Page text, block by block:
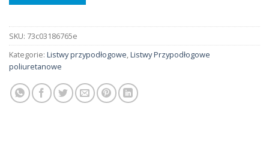
SKU: 73c03186765e
Kategorie: Listwy przypodłogowe,Listwy Przypodłogowe
poliuretanowe